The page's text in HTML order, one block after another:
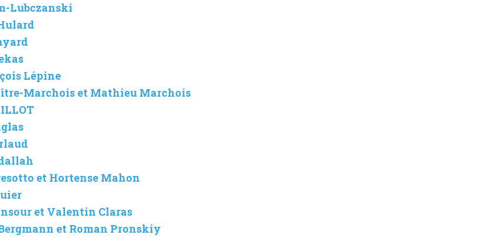
Lubczanski
Lépine
Marchois et Mathieu Marchois
et Hortense Mahon
et Valentin Claras
et Roman Pronskiy